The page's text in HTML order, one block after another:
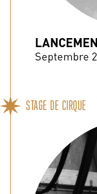
Septembre
STAGE DE CIRQUE